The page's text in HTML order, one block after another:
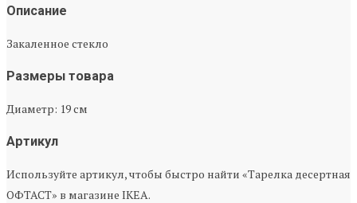
Описание
Закаленное стекло
Размеры товара
Диаметр: 19 см
Артикул
Используйте артикул, чтобы быстро найти «Тарелка десертная
ОФТАСТ» в магазине IKEA.